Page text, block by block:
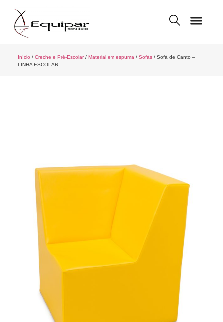
Início / Creche e Pré-Escolar/ Material em espuma / Sofás/ Sofá de Canto –
LINHA ESCOLAR